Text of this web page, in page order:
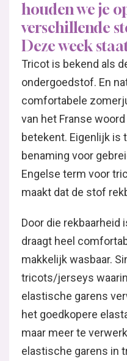
houden we je
verschillende
Deze week
Tricot is bekend als
ondergoedstof. En
comfortabele
van het Franse woord
betekent. Eigenlijk is
benaming voor
Engelse term voor
maakt dat de stof
Door die
draagt heel
makkelijk wasbaar.
tricots/jerseys
elastische garens
het goedkopere
maar meer te
elastische garens in